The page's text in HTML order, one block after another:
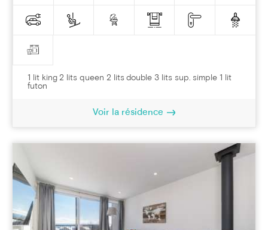
1 lit king 2 lits queen 2 lits double 3 lits sup. simple 1 lit
futon
Voir la résidence